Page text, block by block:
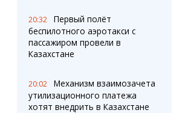
20:32
Первый полёт
беспилотного аэротакси с
пассажиром провели в
Казахстане
20:02
Механизм взаимозачета
утилизационного платежа
хотят внедрить в Казахстане